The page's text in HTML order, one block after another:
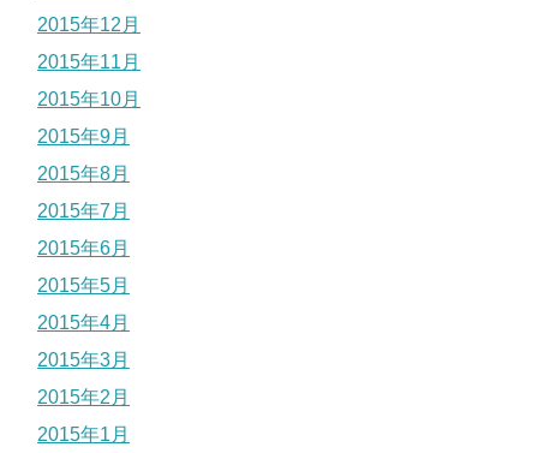
2015年12月
2015年11月
2015年10月
2015年9月
2015年8月
2015年7月
2015年6月
2015年5月
2015年4月
2015年3月
2015年2月
2015年1月